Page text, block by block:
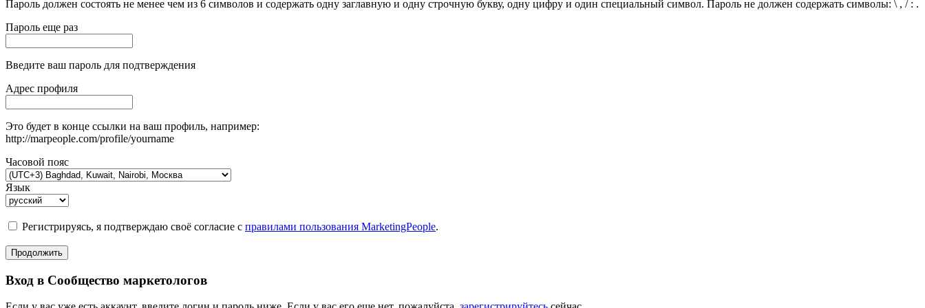
Пароль должен состоять не менее чем из 6 символов и содержать одну заглавную и одну строчную букву, одну цифру и один специальный символ. Пароль не должен содержать символы: \ , / : .
Пароль еще раз
Введите ваш пароль для подтверждения
Адрес профиля
Это будет в конце ссылки на ваш профиль, например:
http://marpeople.com/profile/yourname
Часовой пояс
Язык
Регистрируясь, я подтверждаю своё согласие с правилами пользования MarketingPeople.
Продолжить
Вход в Сообщество маркетологов